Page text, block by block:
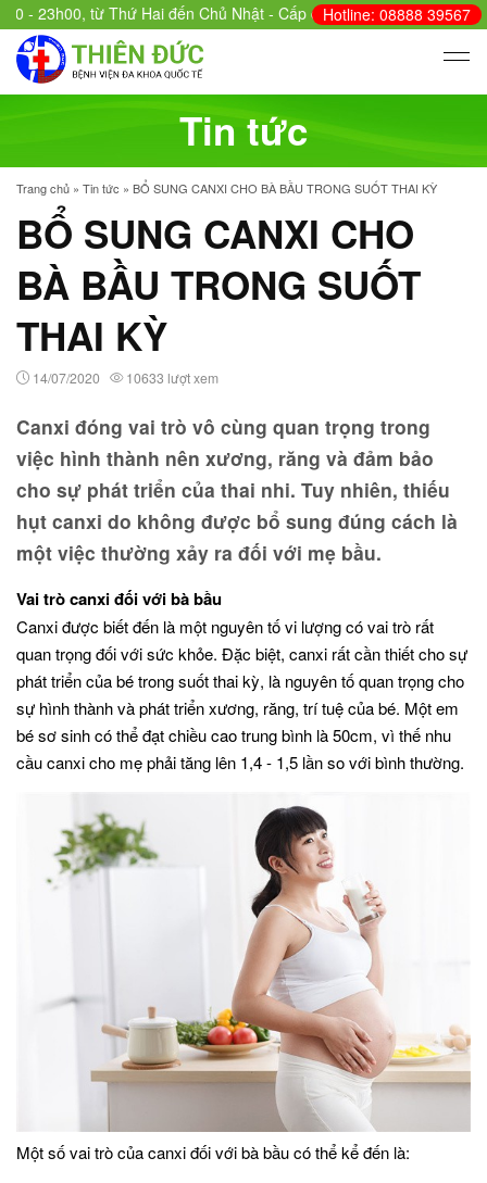
23h00, từ Thứ Hai đến Chủ Nhật - Cấp cứu: 24/24.Hotline: 08888 39567
Tin tức
Trang chủ » Tin tức » BỔ SUNG CANXI CHO BÀ BẦU TRONG SUỐT THAI KỲ
BỔ SUNG CANXI CHO
BÀ BẦU TRONG SUỐT
THAI KỲ
14/07/2020 10633 lượt xem
Canxi đóng vai trò vô cùng quan trọng trong
việc hình thành nên xương, răng và đảm bảo
cho sự phát triển của thai nhi. Tuy nhiên, thiếu
hụt canxi do không được bổ sung đúng cách là
một việc thường xảy ra đối với mẹ bầu.
Vai trò canxi đối với bà bầu
Canxi được biết đến là một nguyên tố vi lượng có vai trò rất
quan trọng đối với sức khỏe. Đặc biệt, canxi rất cần thiết cho sự
phát triển của bé trong suốt thai kỳ, là nguyên tố quan trọng cho
sự hình thành và phát triển xương, răng, trí tuệ của bé. Một em
bé sơ sinh có thể đạt chiều cao trung bình là 50cm, vì thế nhu
cầu canxi cho mẹ phải tăng lên 1,4 - 1,5 lần so với bình thường.
Một số vai trò của canxi đối với bà bầu có thể kể đến là: